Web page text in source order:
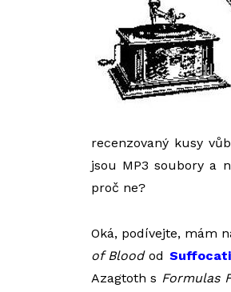
recenzovaný kusy
jsou MP3 soubory a
proč ne?
Oká, podívejte, mám
of Bloodod
Azagtoth s Formulas